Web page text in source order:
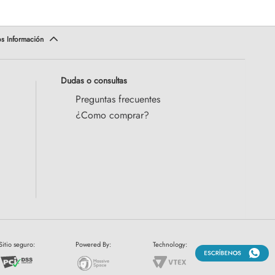
Dudas o consultas
Preguntas frecuentes
¿Como comprar?
seguro: Powered By: Technology: